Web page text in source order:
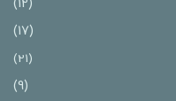
(12)
(17)
(21)
(9)